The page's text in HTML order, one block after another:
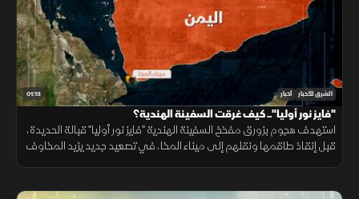
01:13 الشرق للأخبار أخبار
"فايز نور أوليا".. كيف غرقت السفينة الهندية؟
استهدف هجوم بزورق مفخخ السفينة الهندية "فايز نور أوليا" قبالة الحديدة،
قبل إنقاذ طاقمها ونقلهم إلى ميناء المخا، في تصعيد جديد يزيد المخاوف